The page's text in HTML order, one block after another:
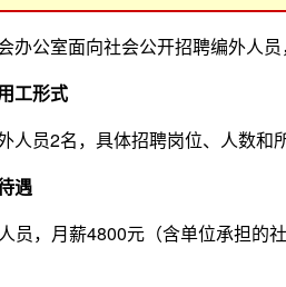
公室面向社会公开招聘编外人员
工形式
员2名，具体招聘岗位、人数和
遇
，月薪4800元（含单位承担的